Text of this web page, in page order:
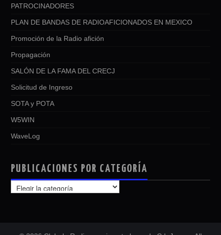
PATROCINADORES
PLAN DE BANDAS DE RADIOAFICIONADOS EN MEXICO
Promoción de la Radio afición
Propagación
SALÓN DE LA FAMA DEL CRECJ
Solicitud de Ingreso
SOTA y POTA
W5WIN
WaveLog
PUBLICACIONES POR CATEGORÍA
PUBLICACIONES
POR